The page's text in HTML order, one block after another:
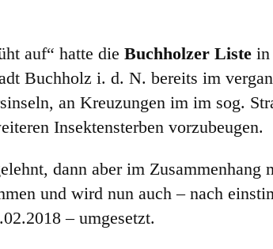
auf“ hatte die Buchholzer Liste in
Buchholz i. d. N. bereits im
an Kreuzungen im im sog.
Insektensterben vorzubeugen.
dann aber im
und wird nun auch – nach
– umgesetzt.